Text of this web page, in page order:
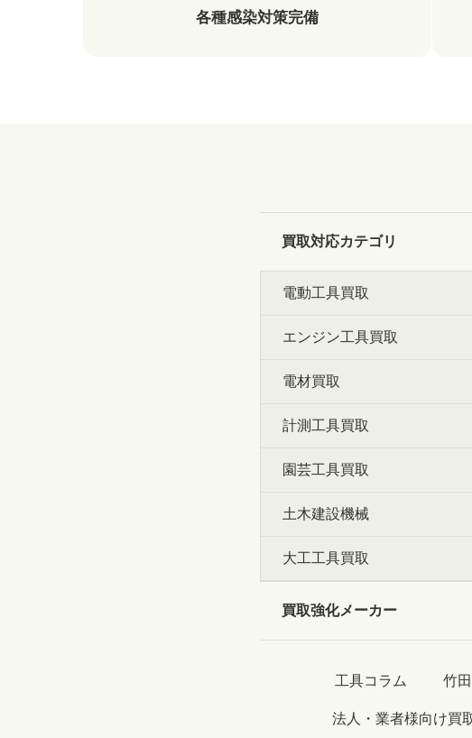
各種感染対策完備
買取対応カテゴリ
電動工具買取
エンジン工具買取
電材買取
計測工具買取
園芸工具買取
土木建設機械
大工工具買取
買取強化メーカー
工具コラム 竹
法人・業者様向け買